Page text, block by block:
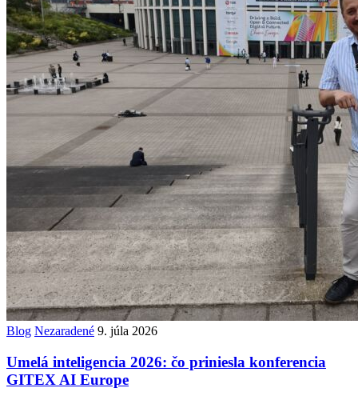
Blog Nezaradené 9. júla 2026
Umelá inteligencia 2026: čo priniesla konferencia
GITEX AI Europe